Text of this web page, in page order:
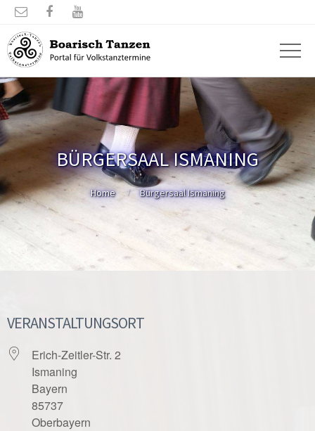
  
BÜRGERSAAL ISMANING
Home Bürgersaal Ismaning
VERANSTALTUNGSORT
Erich-Zeitler-Str. 2
Ismaning
Bayern
85737
Oberbayern